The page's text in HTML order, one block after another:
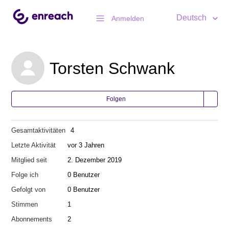
Anmelden Deutsch
Torsten Schwank
Folgen
Gesamtaktivitäten
4
Letzte Aktivität
vor 3 Jahren
Mitglied seit
2. Dezember 2019
Folge ich
0 Benutzer
Gefolgt von
0 Benutzer
Stimmen
1
Abonnements
2